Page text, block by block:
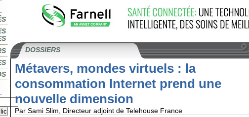
DOSSIERS
Métavers, mondes virtuels : la
consommation Internet prend une
nouvelle dimension
Par Sami Slim, Directeur adjoint de Telehouse France